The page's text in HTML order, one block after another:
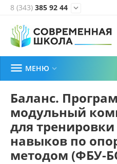
8 (343) 385 92 44 
 МЕНЮ 
Баланс.
модульный
для
навыков по
методом (ФБУ-